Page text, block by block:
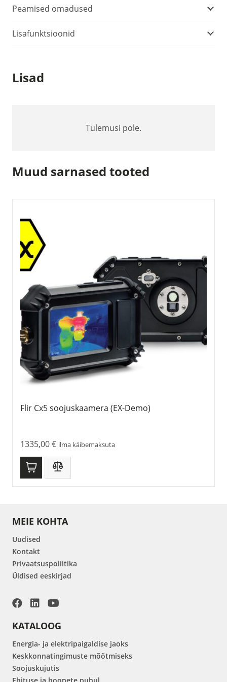
Peamised omadused
Lisafunktsioonid
Lisad
Tulemusi pole.
Muud sarnased tooted
Flir Cx5 soojuskaamera (EX-Demo)
1335,00€ ilma käibemaksuta
MEIE KOHTA
Uudised
Kontakt
Privaatsuspoliitika
Üldised eeskirjad
KATALOOG
Energia- ja elektripaigaldise jaoks
Keskkonnatingimuste mõõtmiseks
Soojuskujutis